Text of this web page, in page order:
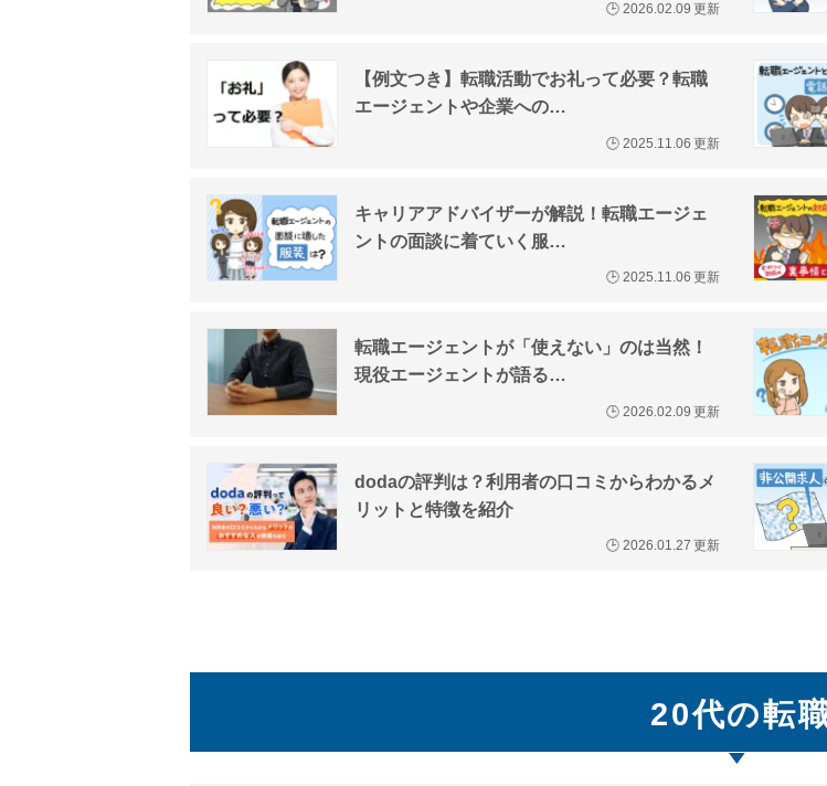
🕒 2026.02.09 更新
【例文つき】転職活動でお礼って必要？転職
エージェントや企業への…
🕒 2025.11.06 更新
キャリアアドバイザーが解説！転職エージェ
ントの面談に着ていく服…
🕒 2025.11.06 更新
転職エージェントが「使えない」のは当然！
現役エージェントが語る…
🕒 2026.02.09 更新
dodaの評判は？利用者の口コミからわかるメ
リットと特徴を紹介
🕒 2026.01.27 更新
20代の転